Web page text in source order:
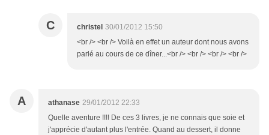
C christel 30/01/2012 15:50
<br /> <br /> Voilà en effet un auteur dont nous avons
parlé au cours de ce dîner...<br /> <br /> <br /> <br />
A athanase 29/01/2012 22:33
Quelle aventure !!!! De ces 3 livres, je ne connais que soie et
j'apprécie d'autant plus l'entrée. Quand au dessert, il donne